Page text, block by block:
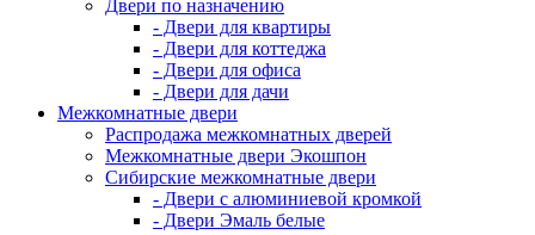
Двери по назначению
- Двери для квартиры
- Двери для коттеджа
- Двери для офиса
- Двери для дачи
Межкомнатные двери
Распродажа межкомнатных дверей
Межкомнатные двери Экошпон
Сибирские межкомнатные двери
- Двери с алюминиевой кромкой
- Двери Эмаль белые